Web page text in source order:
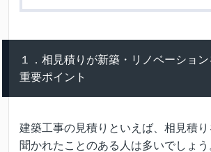
１．相見積りが新築・リノベーショ
重要ポイント
建築工事の見積りといえば、相見積
聞かれたことのある人は多いでしょ